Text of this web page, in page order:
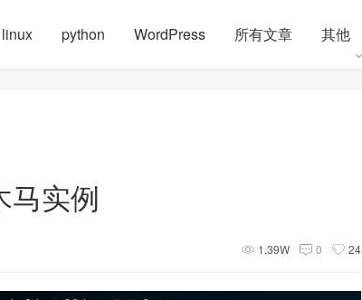
linux python WordPress 所有文章 其他
马实例
1.39W 0 24